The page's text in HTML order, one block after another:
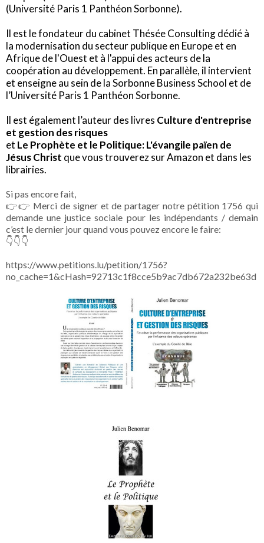
(Université Paris 1 Panthéon Sorbonne).
Il est le fondateur du cabinet Thésée Consulting dédié à
la modernisation du secteur publique en Europe et en
Afrique de l'Ouest et à l'appui des acteurs de la
coopération au développement. En parallèle, il intervient
et enseigne au sein de la Sorbonne Business School et de
l’Université Paris 1 Panthéon Sorbonne.
Il est également l’auteur des livres Culture d'entreprise
et gestion des risques
et Le Prophète et le Politique: L'évangile païen de
Jésus Christ que vous trouverez sur Amazon et dans les
librairies.
Si pas encore fait,
👉👉 Merci de signer et de partager notre pétition 1756 qui
demande une justice sociale pour les indépendants / demain
c’est le dernier jour quand vous pouvez encore le faire:
👇👇👇
https://www.petitions.lu/petition/1756?
no_cache=1&cHash=92713c1f8cce5b9ac7db672a232be63d